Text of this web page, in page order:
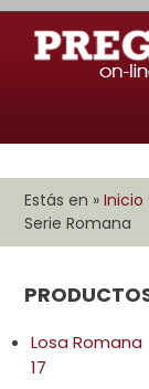
Estás en »Inicio
Serie Romana
Losa Romana
17